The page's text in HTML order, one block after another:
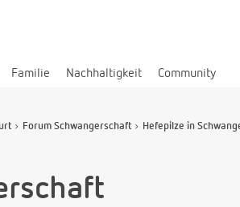
Familie Nachhaltigkeit Community
Forum Schwangerschaft Hefepilze in